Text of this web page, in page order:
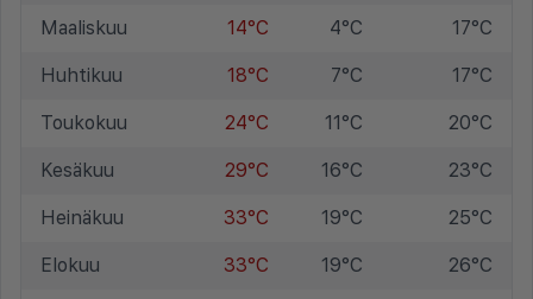
Maaliskuu 14°C 4°C 17°C
Huhtikuu 18°C 7°C 17°C
Toukokuu 24°C 11°C 20°C
Kesäkuu 29°C 16°C 23°C
Heinäkuu 33°C 19°C 25°C
Elokuu 33°C 19°C 26°C